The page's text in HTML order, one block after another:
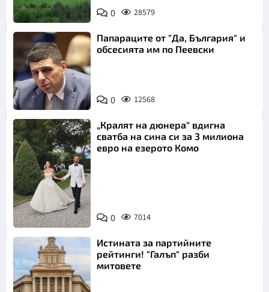
0 28579
Папараците от "Да, България" и
обсесията им по Пеевски
0 12568
Снимка:
Инстаграм
„Кралят на дюнера“ вдигна
сватба на сина си за 3 милиона
евро на езерото Комо
0 7014
Истината за партийните
рейтинги! "Галъп" разби
митовете